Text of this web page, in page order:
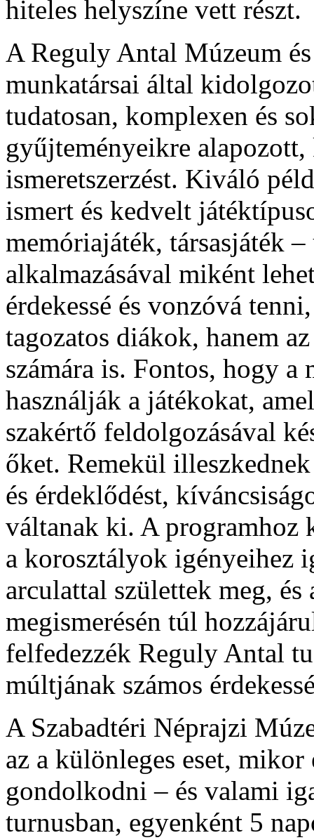
hiteles helyszíne vett részt.
A Reguly Antal Múzeum
munkatársai által
tudatosan, komplexen és
gyűjteményeikre
ismeretszerzést. Kiváló
ismert és kedvelt
memóriajáték, társasjáték
alkalmazásával miként
érdekessé és vonzóvá
tagozatos diákok, hanem
számára is. Fontos, hogy
használják a játékokat,
szakértő feldolgozásával
őket. Remekül
és érdeklődést,
váltanak ki. A programhoz
a korosztályok igényeihez
arculattal születtek meg,
megismerésén túl
felfedezzék Reguly Antal
múltjának számos
A Szabadtéri Néprajzi
az a különleges eset,
gondolkodni – és valami
turnusban, egyenként 5